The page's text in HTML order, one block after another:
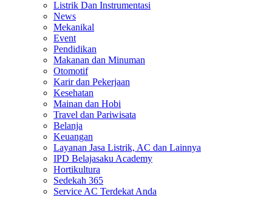
Listrik Dan Instrumentasi
News
Mekanikal
Event
Pendidikan
Makanan dan Minuman
Otomotif
Karir dan Pekerjaan
Kesehatan
Mainan dan Hobi
Travel dan Pariwisata
Belanja
Keuangan
Layanan Jasa Listrik, AC dan Lainnya
IPD Belajasaku Academy
Hortikultura
Sedekah 365
Service AC Terdekat Anda